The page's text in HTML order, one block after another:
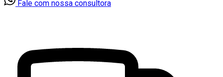
Fale com nossa consultora